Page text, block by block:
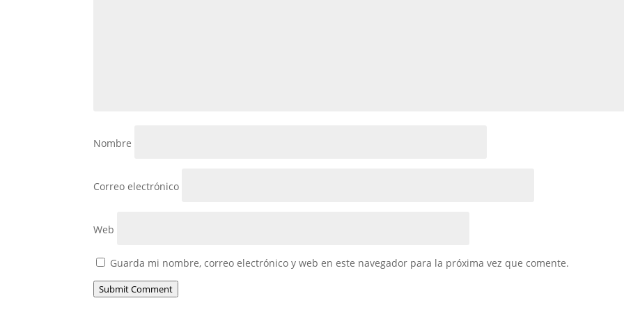
Nombre
Correo electrónico
Web
Guarda mi nombre, correo electrónico y web en este navegador para la próxima vez que comente.
Submit Comment